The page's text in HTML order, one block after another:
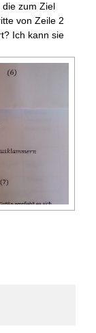
zum Ziel
von Zeile 2
Ich kann sie